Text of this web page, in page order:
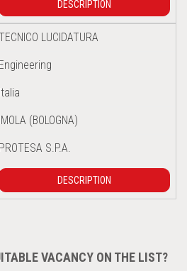
DESCRIPTION
TECNICO LUCIDATURA
Engineering
Italia
IMOLA (BOLOGNA)
PROTESA S.P.A.
DESCRIPTION
VACANCY ON THE LIST?